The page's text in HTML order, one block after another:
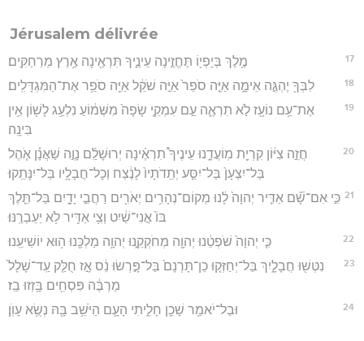
Jérusalem délivrée
17 מֶ֥לֶךְ בְּיָפְי֖וֹ תֶּחֱזֶ֣ינָה עֵינֶ֑יךָ תִּרְאֶ֖ינָה אֶ֥רֶץ מַרְחַקִּֽים׃
18 לִבְּךָ֖ יֶהְגֶּ֣ה אֵימָ֑ה אַיֵּ֤ה סֹפֵר֙ אַיֵּ֣ה שֹׁקֵ֔ל אַיֵּ֖ה סֹפֵ֥ר אֶת־הַמִּגְדָּלִֽים׃
19
אֶת־עַ֥ם נוֹעָ֖ז לֹ֣א תִרְאֶ֑ה עַ֣ם עִמְקֵ֤י שָׂפָה֙ מִשְּׁמ֔וֹעַ נִלְעַ֥ג לָשׁ֖וֹן אֵ֥ין
בִּינָֽה׃
20
חֲזֵ֣ה צִיּ֔וֹן קִרְיַ֖ת מֽוֹעֲדֵ֑נוּ עֵינֶיךָ֩ תִרְאֶ֨ינָה יְרוּשָׁלִַ֜ם נָוֶ֣ה שַׁאֲנָ֗ן אֹ֤הֶל
בַּל־יִצְעָן֙ בַּל־יִסַּ֤ע יְתֵֽדֹתָיו֙ לָנֶ֔צַח וְכָל־חֲבָלָ֖יו בַּל־יִנָּתֵֽקוּ׃
21 כִּ֣י אִם־שָׁ֞ם אַדִּ֤יר יְהוָה֙ לָ֔נוּ מְקוֹם־נְהָרִ֥ים יְאֹרִ֖ים רַחֲבֵ֣י יָדָ֑יִם בַּל־תֵּ֤לֶךְ
בּוֹ֙ אֳנִי־שַׁ֔יִט וְצִ֥י אַדִּ֖יר לֹ֥א יַעַבְרֶֽנּוּ׃
22 כִּ֤י יְהוָה֙ שֹׁפְטֵ֔נוּ יְהוָ֖ה מְחֹקְקֵ֑נוּ יְהוָ֥ה מַלְכֵּ֖נוּ ה֥וּא יוֹשִׁיעֵֽנוּ׃
23
נִטְּשׁ֖וּ חֲבָלָ֑יִךְ בַּל־יְחַזְּק֤וּ כֵן־תָּרְנָם֙ בַּל־פָּ֣רְשׂוּ נֵ֔ס אָ֣ז חֻלַּ֤ק עַֽד־שָׁלָל֙
מַרְבֶּ֔ה פִּסְחִ֖ים בָּ֥זְזוּ בַֽז׃
24 וּבַל־יֹאמַ֥ר שָׁכֵ֖ן חָלִ֑יתִי הָעָ֛ם הַיֹּשֵׁ֥ב בָּ֖הּ נְשֻׂ֥א עָוֺֽן׃